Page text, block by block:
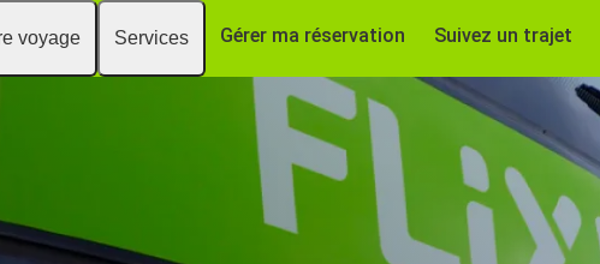
voyage Services Gérer ma réservation Suivez un trajet